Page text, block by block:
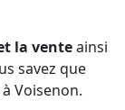
la venteainsi
savez que
Voisenon.